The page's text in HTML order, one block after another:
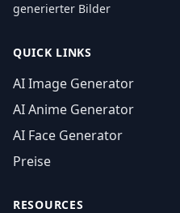
generierter Bilder
QUICK LINKS
AI Image Generator
AI Anime Generator
AI Face Generator
Preise
RESOURCES